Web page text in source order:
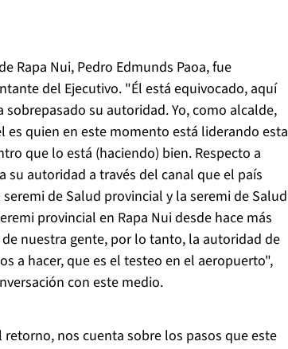
Rapa Nui, Pedro Edmunds Paoa, fue
del Ejecutivo. "Él está equivocado, aquí
su autoridad. Yo, como alcalde,
es quien en este momento está liderando esta
que lo está (haciendo) bien. Respecto a
autoridad a través del canal que el país
de Salud provincial y la seremi de Salud
provincial en Rapa Nui desde hace más
nuestra gente, por lo tanto, la autoridad de
a hacer, que es el testeo en el aeropuerto",
con este medio.
nos cuenta sobre los pasos que este